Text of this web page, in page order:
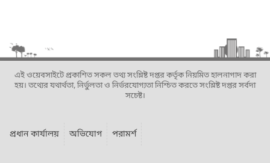
এই ওয়েবসাইটে প্রকাশিত সকল তথ্য সংশ্লিষ্ট দপ্তর কর্তৃক নিয়মিত হালনাগাদ করা
হয়। তথ্যের যথার্থতা, নির্ভুলতা ও নির্ভরযোগ্যতা নিশ্চিত করতে সংশ্লিষ্ট দপ্তর সর্বদা
সচেষ্ট।
প্রধান কার্যালয় অভিযোগ পরামর্শ